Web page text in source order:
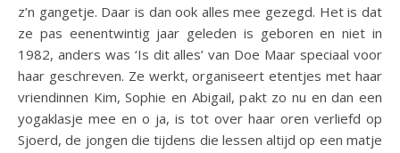
z’n gangetje. Daar is dan ook alles mee gezegd. Het is dat
ze pas eenentwintig jaar geleden is geboren en niet in
1982, anders was ‘Is dit alles’ van Doe Maar speciaal voor
haar geschreven. Ze werkt, organiseert etentjes met haar
vriendinnen Kim, Sophie en Abigail, pakt zo nu en dan een
yogaklasje mee en o ja, is tot over haar oren verliefd op
Sjoerd, de jongen die tijdens die lessen altijd op een matje